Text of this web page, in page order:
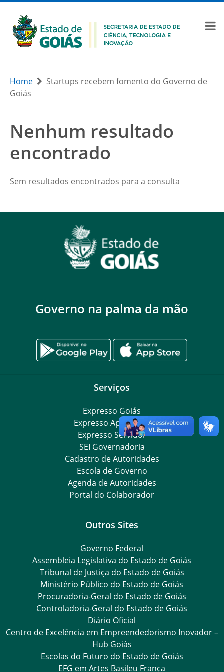
Home
Startups recebem fomento do Governo de
Goiás
Nenhum resultado
encontrado
Sem resultados encontrados para a consulta
Governo na palma da mão
Serviços
Expresso Goiás
Expresso Aplicações
Expresso Servidor
SEI Governadoria
Cadastro de Autoridades
Escola de Governo
Agenda de Autoridades
Portal do Colaborador
Outros Sites
Governo Federal
Assembleia Legislativa do Estado de Goiás
Tribunal de Justiça do Estado de Goiás
Ministério Público do Estado de Goiás
Procuradoria-Geral do Estado de Goiás
Controladoria-Geral do Estado de Goiás
Diário Oficial
Centro de Excelência em Empreendedorismo Inovador –
Hub Goiás
Escolas do Futuro do Estado de Goiás
EFG em Artes Basileu França